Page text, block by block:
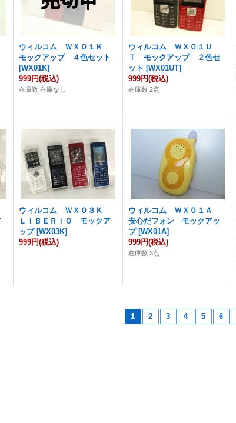
ウィルコム ＷＸ０１Ｋ
モックアップ ４色セット
[WX01K]
999円(税込)
在庫数 在庫なし
ウィルコム ＷＸ０１Ｕ
Ｔ モックアップ ２色セ
ット [WX01UT]
999円(税込)
在庫数 2点
ウィルコム ＷＸ０３Ｋ
ＬＩＢＥＲＩＯ モックア
ップ [WX03K]
999円(税込)
ウィルコム ＷＸ０１Ａ
安心だフォン モックアッ
プ [WX01A]
999円(税込)
在庫数 3点
1 2 3 4 5 6